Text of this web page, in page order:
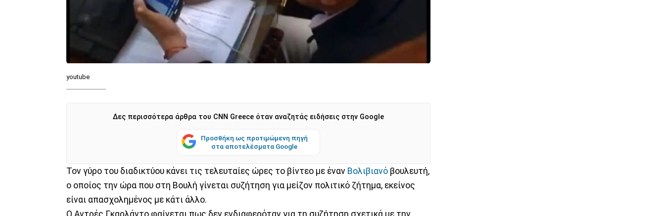
youtube
Δες περισσότερα άρθρα του CNN Greece όταν αναζητάς ειδήσεις στην Google
Προσθήκη ως προτιμώμενη πηγή
στα αποτελέσματα Google
Τον γύρο του διαδικτύου κάνει τις τελευταίες ώρες το βίντεο με έναν Βολιβιανό βουλευτή,
ο οποίος την ώρα που στη Βουλή γίνεται συζήτηση για μείζον πολιτικό ζήτημα, εκείνος
είναι απασχολημένος με κάτι άλλο.
Ο Αντρές Γκαρλάντο φαίνεται πως δεν ενδιαφερόταν για τη συζήτηση σχετικά με την